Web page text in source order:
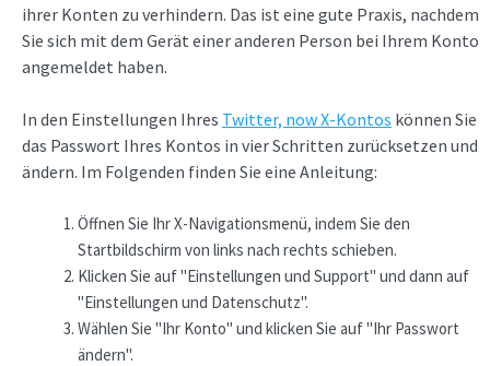
ihrer Konten zu verhindern. Das ist eine gute Praxis, nachdem
Sie sich mit dem Gerät einer anderen Person bei Ihrem Konto
angemeldet haben.
In den Einstellungen Ihres Twitter, now X-Kontos können Sie
das Passwort Ihres Kontos in vier Schritten zurücksetzen und
ändern. Im Folgenden finden Sie eine Anleitung:
Öffnen Sie Ihr X-Navigationsmenü, indem Sie den
Startbildschirm von links nach rechts schieben.
Klicken Sie auf "Einstellungen und Support" und dann auf
"Einstellungen und Datenschutz".
Wählen Sie "Ihr Konto" und klicken Sie auf "Ihr Passwort
ändern".